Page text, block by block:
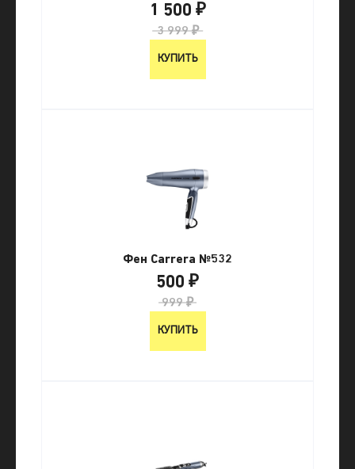
1 500 ₽
3 999 ₽
КУПИТЬ
Фен Carrera №532
500 ₽
999 ₽
КУПИТЬ